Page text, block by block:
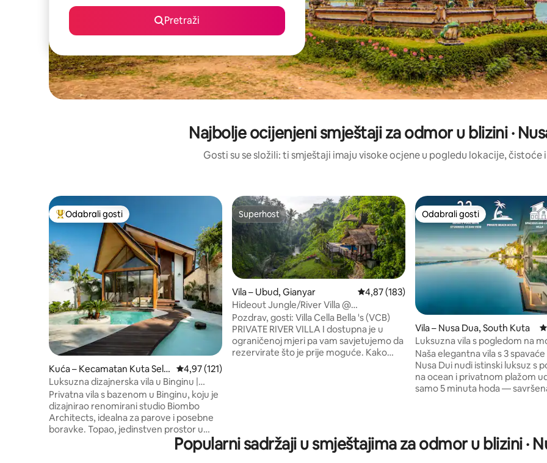
Pretraži
Najbolje ocijenjeni smještaji za odmor u blizini ·
Gosti su se složili: ti smještaji imaju visoke ocjene u pogledu lokacije, čistoće
Među najviše rangiranima s oznakom „Odabrali gosti”
Odabrali gosti
Kuća – Kecamatan Kuta Sela
tan
Prosječna ocjena: 4,97/5, recenzija: 121
4,97 (121)
Luksuzna dizajnerska vila u Binginu |
Privatni bazen
Privatna vila s bazenom u Binginu, koju je
dizajnirao renomirani studio Biombo
Architects, idealna za parove i posebne
boravke. Topao, jedinstven prostor u
kojem ćete se osjećati kao kod kuće, a
koji istovremeno nudi autentično
Superhost
Superhost
Vila – Ubud, Gianyar Prosječna ocjena: 4,87/5, recenzija: 183
4,87 (183)
Hideout Jungle/River Villa @
VillaCellaBella
Pozdrav, gosti: Villa Cella Bella 's (VCB)
PRIVATE RIVER VILLA I dostupna je u
ograničenoj mjeri pa vam savjetujemo da
rezervirate što je prije moguće. Kako
https://www.airbnb.com/users/show/204619590
700 5-star reviews of Villa Cella Bella
"INSTA-WORTHY" views are really awe-
Odabrali gosti
Odabrali gosti
Vila – Nusa Dua, South Kuta
Luksuzna vila s pogledom na
privatnom plažom u Nusa Dui
Naša elegantna vila s 3
Nusa Dui nudi istinski luksuz s
na ocean i privatnom plažom
samo 5 minuta hoda —
prekrasnim pogledom,
zvukovima valova, prostranim
Popularni sadržaji u smještajima za odmor u blizini ·